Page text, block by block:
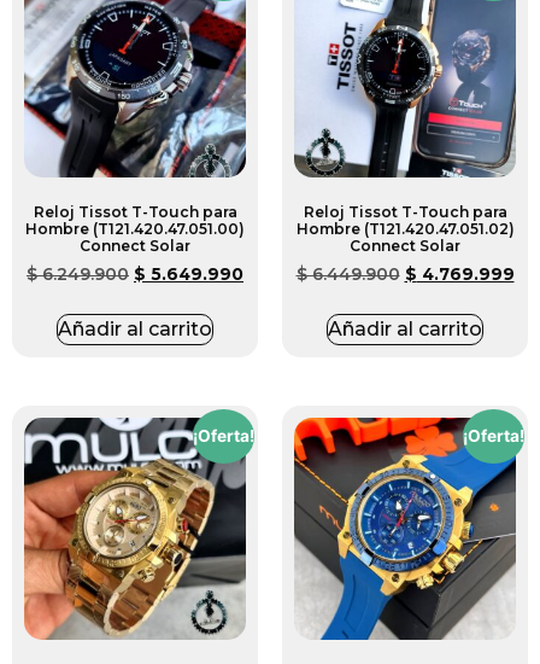
Reloj Tissot T-Touch para
Hombre (T121.420.47.051.00)
Connect Solar
$6.249.900 $ 5.649.990
Añadir al carrito
Reloj Tissot T-Touch para
Hombre (T121.420.47.051.02)
Connect Solar
$6.449.900 $ 4.769.999
Añadir al carrito
¡Oferta! ¡Oferta!